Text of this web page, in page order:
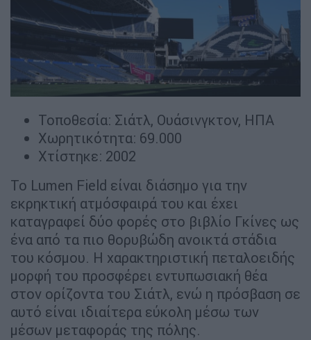
Τοποθεσία: Σιάτλ, Ουάσινγκτον, ΗΠΑ
Χωρητικότητα: 69.000
Χτίστηκε: 2002
Το Lumen Field είναι διάσημο για την
εκρηκτική ατμόσφαιρά του και έχει
καταγραφεί δύο φορές στο βιβλίο Γκίνες ως
ένα από τα πιο θορυβώδη ανοικτά στάδια
του κόσμου. Η χαρακτηριστική πεταλοειδής
μορφή του προσφέρει εντυπωσιακή θέα
στον ορίζοντα του Σιάτλ, ενώ η πρόσβαση σε
αυτό είναι ιδιαίτερα εύκολη μέσω των
μέσων μεταφοράς της πόλης.